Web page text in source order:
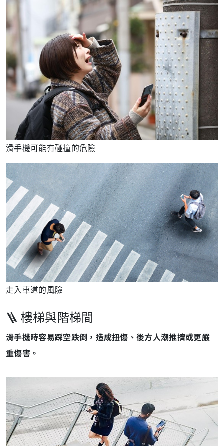
滑手機可能有碰撞的危險
走入車道的風險
🪜 樓梯與階梯間
滑手機時容易踩空跌倒，造成扭傷、後方人潮推擠或更嚴
重傷害。